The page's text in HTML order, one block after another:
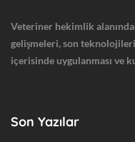
Veteriner hekimlik
gelişmeleri, son
içerisinde uygulanması ve
Son Yazılar